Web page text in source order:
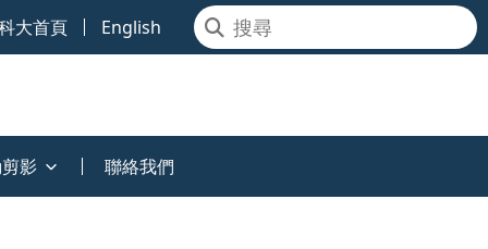
大首頁 English
影 聯絡我們